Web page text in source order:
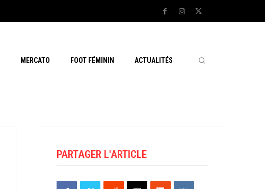
MERCATO FOOT FÉMININ ACTUALITÉS
PARTAGER L'ARTICLE